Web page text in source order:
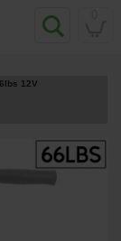
12V